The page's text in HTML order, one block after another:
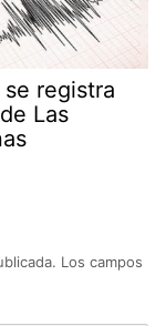
se registra
Las
Los campos